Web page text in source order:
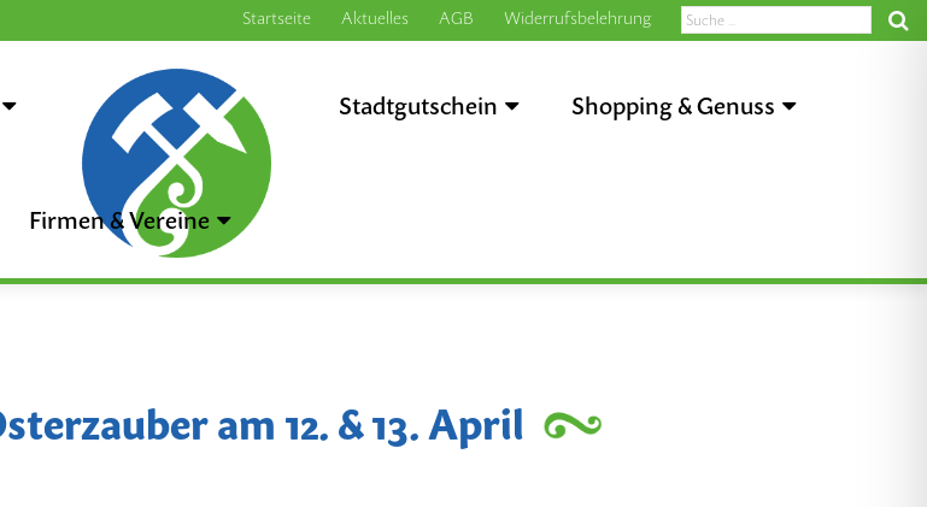
Widerrufsbelehrung
AGB
Aktuelles
Startseite
Stadtgutschein Shopping & Genuss
Firmen & Vereine
am 12. & 13. April